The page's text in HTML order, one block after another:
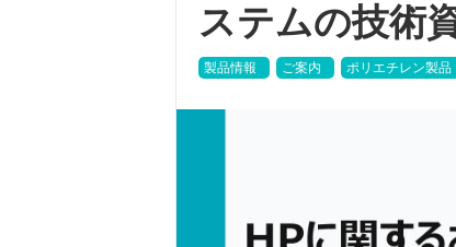
ステムの技術
製品情報 ご案内 ポリエチレン製品